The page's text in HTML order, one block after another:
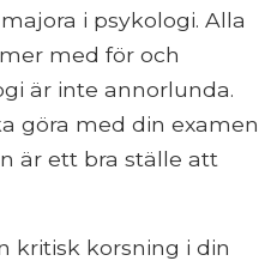
i psykologi. Alla
med för och
är inte annorlunda.
göra med din examen
är ett bra ställe att
kritisk korsning i din